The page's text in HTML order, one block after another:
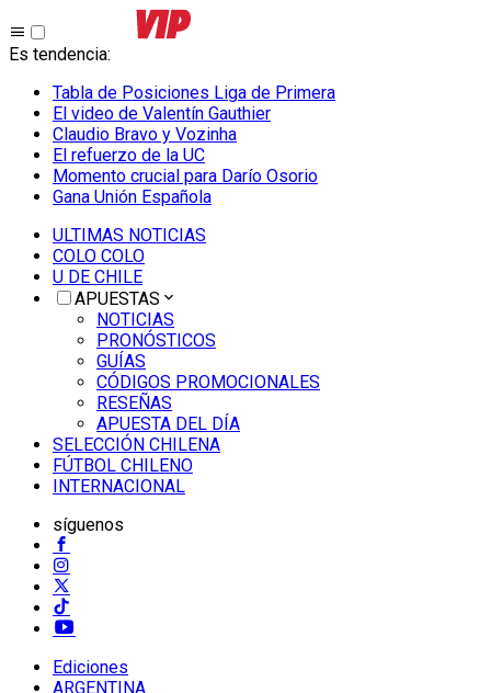
Es tendencia:
Tabla de Posiciones Liga de Primera
El video de Valentín Gauthier
Claudio Bravo y Vozinha
El refuerzo de la UC
Momento crucial para Darío Osorio
Gana Unión Española
ULTIMAS NOTICIAS
COLO COLO
U DE CHILE
APUESTAS
NOTICIAS
PRONÓSTICOS
GUÍAS
CÓDIGOS PROMOCIONALES
RESEÑAS
APUESTA DEL DÍA
SELECCIÓN CHILENA
FÚTBOL CHILENO
INTERNACIONAL
síguenos
Ediciones
ARGENTINA